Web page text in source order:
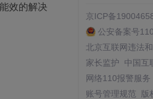
效的解决
京ICP备
公安备案号
北京互联网违法
家长监护
中国互
网络110报警服务
账号管理规范
版